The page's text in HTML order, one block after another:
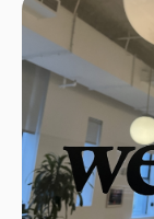
간의 홍콩 및 중국 남
관계자들을 만났다"
확인했다"라고 말했다
계획하고 있다는 그
어려울 수록 고객을
코로나19 팬데믹 기
사실이다. 한 때는 이
비용 절감 효과가 컸
때문이다. 그러나 비
아니라 대면으로 만나